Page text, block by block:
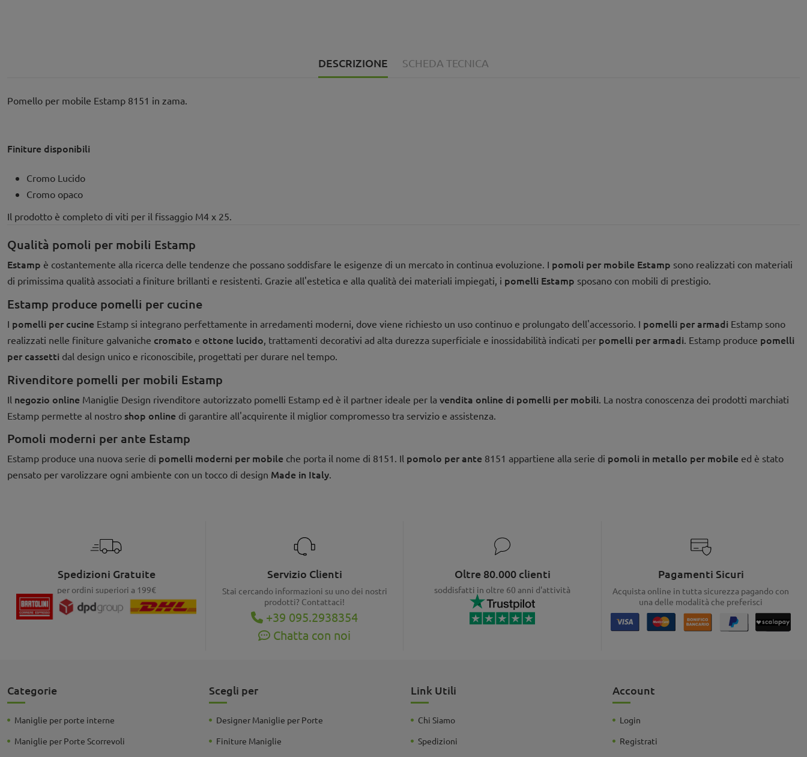
DESCRIZIONE SCHEDA TECNICA
Pomello per mobile Estamp 8151 in zama.
Finiture disponibili
Cromo Lucido
Cromo opaco
Il prodotto è completo di viti per il fissaggio M4 x 25.
Qualità pomoli per mobili Estamp
Estamp è costantemente alla ricerca delle tendenze che possano soddisfare le esigenze di un mercato in continua evoluzione. I pomoli per mobile Estamp sono realizzati con materiali
di primissima qualità associati a finiture brillanti e resistenti. Grazie all'estetica e alla qualità dei materiali impiegati, i pomelli Estamp sposano con mobili di prestigio.
Estamp produce pomelli per cucine
I pomelli per cucine Estamp si integrano perfettamente in arredamenti moderni, dove viene richiesto un uso continuo e prolungato dell'accessorio. I pomelli per armadi Estamp sono
realizzati nelle finiture galvaniche cromato e ottone lucido , trattamenti decorativi ad alta durezza superficiale e inossidabilità indicati per pomelli per armadi . Estamp produce pomelli
per cassetti dal design unico e riconoscibile, progettati per durare nel tempo.
Rivenditore pomelli per mobili Estamp
Il negozio online Maniglie Design rivenditore autorizzato pomelli Estamp ed è il partner ideale per la vendita online di pomelli per mobili . La nostra conoscenza dei prodotti marchiati
Estamp permette al nostro shop online di garantire all'acquirente il miglior compromesso tra servizio e assistenza.
Pomoli moderni per ante Estamp
Estamp produce una nuova serie di pomelli moderni per mobile che porta il nome di 8151. Il pomolo per ante 8151 appartiene alla serie di pomoli in metallo per mobile ed è stato
pensato per varolizzare ogni ambiente con un tocco di design Made in Italy.
Spedizioni Gratuite
per ordini superiori a 199€
Servizio Clienti
Stai cercando informazioni su uno dei nostri
prodotti? Contattaci!
+39 095.2938354
Chatta con noi
Oltre 80.000 clienti
soddisfatti in oltre 60 anni d'attività
Pagamenti Sicuri
Acquista online in tutta sicurezza pagando con
una delle modalità che preferisci
Categorie
Maniglie per porte interne
Maniglie per Porte Scorrevoli
Scegli per
Designer Maniglie per Porte
Finiture Maniglie
Link Utili
Chi Siamo
Spedizioni
Account
Login
Registrati